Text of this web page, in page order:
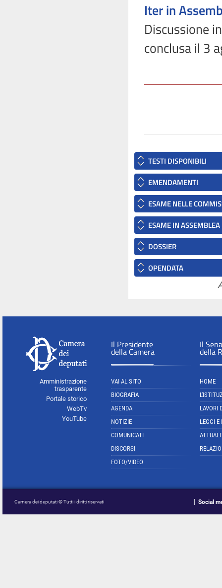
Iter in
Discussione
conclusa il 3
TESTI DISPONIBILI
EMENDAMENTI
ESAME NELLE
ESAME IN ASSEMBLEA
DOSSIER
OPENDATA
Amministrazione
trasparente
Portale storico
WebTv
YouTube
Il Presidente
della Camera
VAI AL SITO
BIOGRAFIA
AGENDA
NOTIZIE
COMUNICATI
DISCORSI
FOTO/VIDEO
Il
della
HOME
LAVORI
LEGGI E
Camera dei deputati © Tutti i diritti riservati Social